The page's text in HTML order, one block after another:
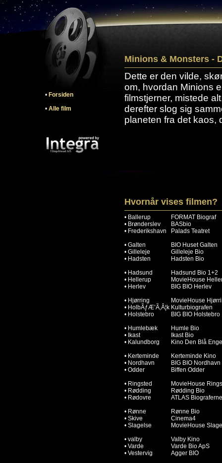
• Forsiden
• Alle film
Minions & Monsters -
Dette er den vilde,
om, hvordan Minions
filmstjerner, mistede
derefter slog sig
planeten fra det kaos,
Hvornår vises filmen?
• Ballerup
FORMAT Biograf
• Brønderslev
BASbio
• Frederikshavn
Palads Teatret
• Galten
BIO Huset Galten
• Gilleleje
Gilleleje Bio
• Hadsten
Hadsten Bio
• Hadsund
Hadsund Bio 1+2
• Hellerup
MovieHouse
• Herlev
BIG BIO Herlev
• Hjørring
MovieHouse
• HolbÃƒÆ’Ã‚Â¦k Kulturbiografen
• Holstebro
BIG BIO Holstebro
• Humlebæk
Humle Bio
• Ikast
Ikast Bio
• Kalundborg
Kino Den Blå
• Kerteminde
Kerteminde Kino
• Nordhavn
BIG BIO Nordhavn
• Odder
Biffen Odder
• Ringsted
MovieHouse
• Rødding
Rødding Bio
• Rødovre
ATLAS Biograferne
• Rønne
Rønne Bio
• Skive
Cinema4
• Slagelse
MovieHouse
• valby
Valby Kino
• Varde
Varde Bio ApS
• Vestervig
Agger BIO